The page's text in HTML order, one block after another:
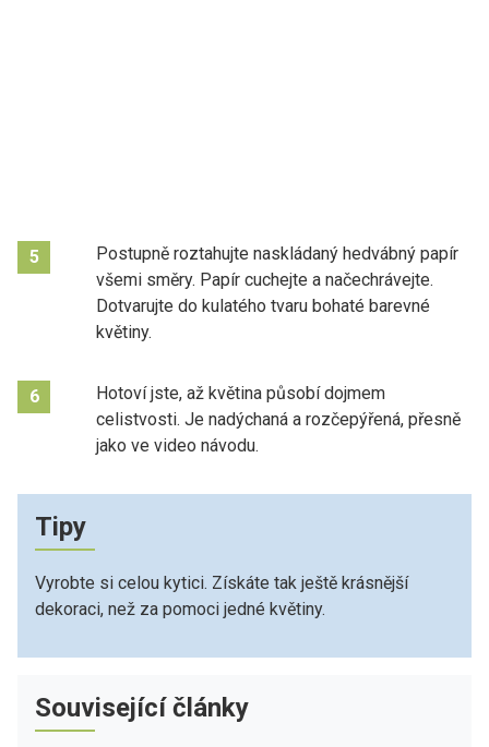
5
Postupně roztahujte naskládaný hedvábný papír
všemi směry. Papír cuchejte a načechrávejte.
Dotvarujte do kulatého tvaru bohaté barevné
květiny.
6
Hotoví jste, až květina působí dojmem
celistvosti. Je nadýchaná a rozčepýřená, přesně
jako ve video návodu.
Tipy
Vyrobte si celou kytici. Získáte tak ještě krásnější
dekoraci, než za pomoci jedné květiny.
Související články